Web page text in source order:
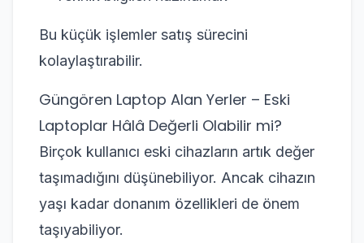
Bu küçük işlemler satış sürecini
kolaylaştırabilir.
Güngören Laptop Alan Yerler – Eski
Laptoplar Hâlâ Değerli Olabilir mi?
Birçok kullanıcı eski cihazların artık değer
taşımadığını düşünebiliyor. Ancak cihazın
yaşı kadar donanım özellikleri de önem
taşıyabiliyor.